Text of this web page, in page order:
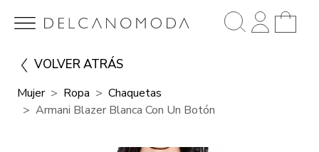
VOLVER ATRÁS
Mujer Ropa
Chaquetas
Armani Blazer Blanca Con Un Botón